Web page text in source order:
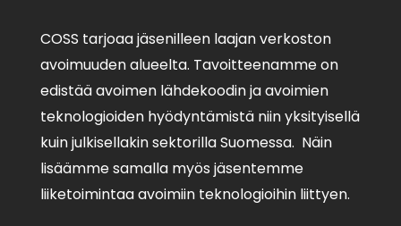
COSS tarjoaa jäsenilleen laajan verkoston
avoimuuden alueelta. Tavoitteenamme on
edistää avoimen lähdekoodin ja avoimien
teknologioiden hyödyntämistä niin yksityisellä
kuin julkisellakin sektorilla Suomessa. Näin
lisäämme samalla myös jäsentemme
liiketoimintaa avoimiin teknologioihin liittyen.